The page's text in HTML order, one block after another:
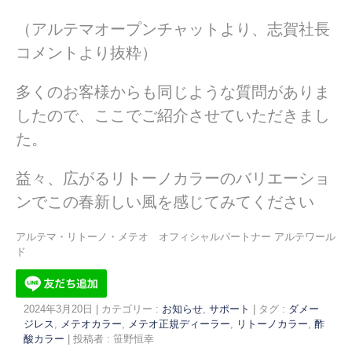
（アルテマオープンチャットより、志賀社長
コメントより抜粋）
多くのお客様からも同じような質問がありま
したので、ここでご紹介させていただきまし
た。
益々、広がるリトーノカラーのバリエーショ
ンでこの春新しい風を感じてみてください
アルテマ・リトーノ・メテオ オフィシャルパートナー アルテワール
ド
2024年3月20日 カテゴリー : お知らせ, サポート タグ : ダメー
ジレス, メテオカラー, メテオ正規ディーラー, リトーノカラー, 酢
酸カラー
投稿者 : 笹野恒幸